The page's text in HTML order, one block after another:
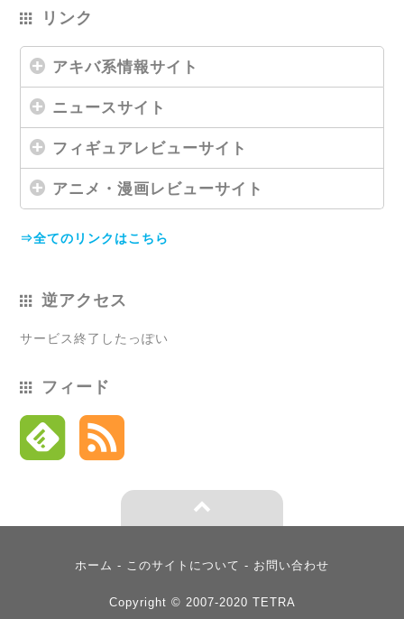
リンク
アキバ系情報サイト
ニュースサイト
フィギュアレビューサイト
アニメ・漫画レビューサイト
⇒全てのリンクはこちら
逆アクセス
サービス終了したっぽい
フィード
È
ホーム - このサイトについて - お問い合わせ
Copyright © 2007-2020 TETRA